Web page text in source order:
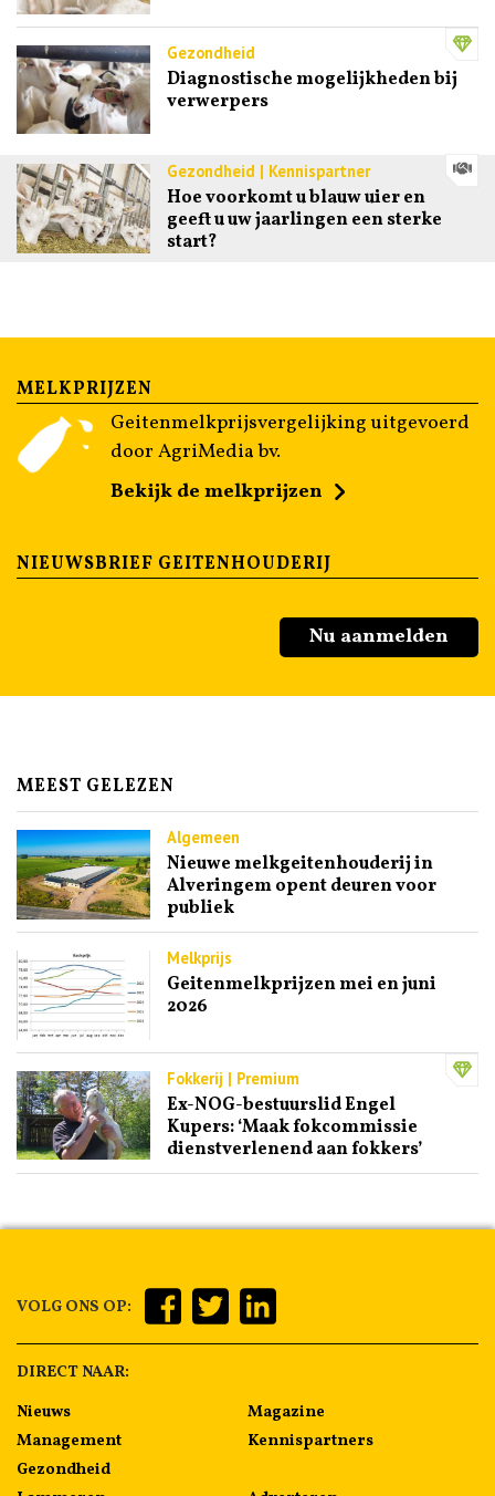
Gezondheid
Diagnostische mogelijkheden bij
verwerpers
Gezondheid | Kennispartner
Hoe voorkomt u blauw uier en
geeft u uw jaarlingen een sterke
start?
MELKPRIJZEN
Geitenmelkprijsvergelijking uitgevoerd
door AgriMedia bv.
Bekijk de melkprijzen
NIEUWSBRIEF GEITENHOUDERIJ
Nu aanmelden
MEEST GELEZEN
Algemeen
Nieuwe melkgeitenhouderij in
Alveringem opent deuren voor
publiek
Melkprijs
Geitenmelkprijzen mei en juni
2026
Fokkerij | Premium
Ex-NOG-bestuurslid Engel
Kupers: ‘Maak fokcommissie
dienstverlenend aan fokkers’
VOLG ONS OP:
DIRECT NAAR:
Nieuws
Management
Gezondheid
Magazine
Kennispartners